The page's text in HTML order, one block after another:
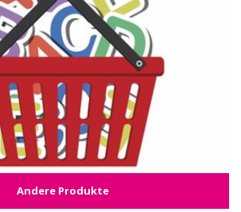
Andere Produkte